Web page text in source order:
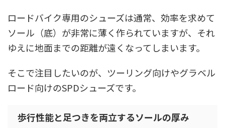
ロードバイク専用のシューズは通常、効率を求めて
ソール（底）が非常に薄く作られていますが、それ
ゆえに地面までの距離が遠くなってしまいます。
そこで注目したいのが、ツーリング向けやグラベル
ロード向けのSPDシューズです。
歩行性能と足つきを両立するソールの厚み